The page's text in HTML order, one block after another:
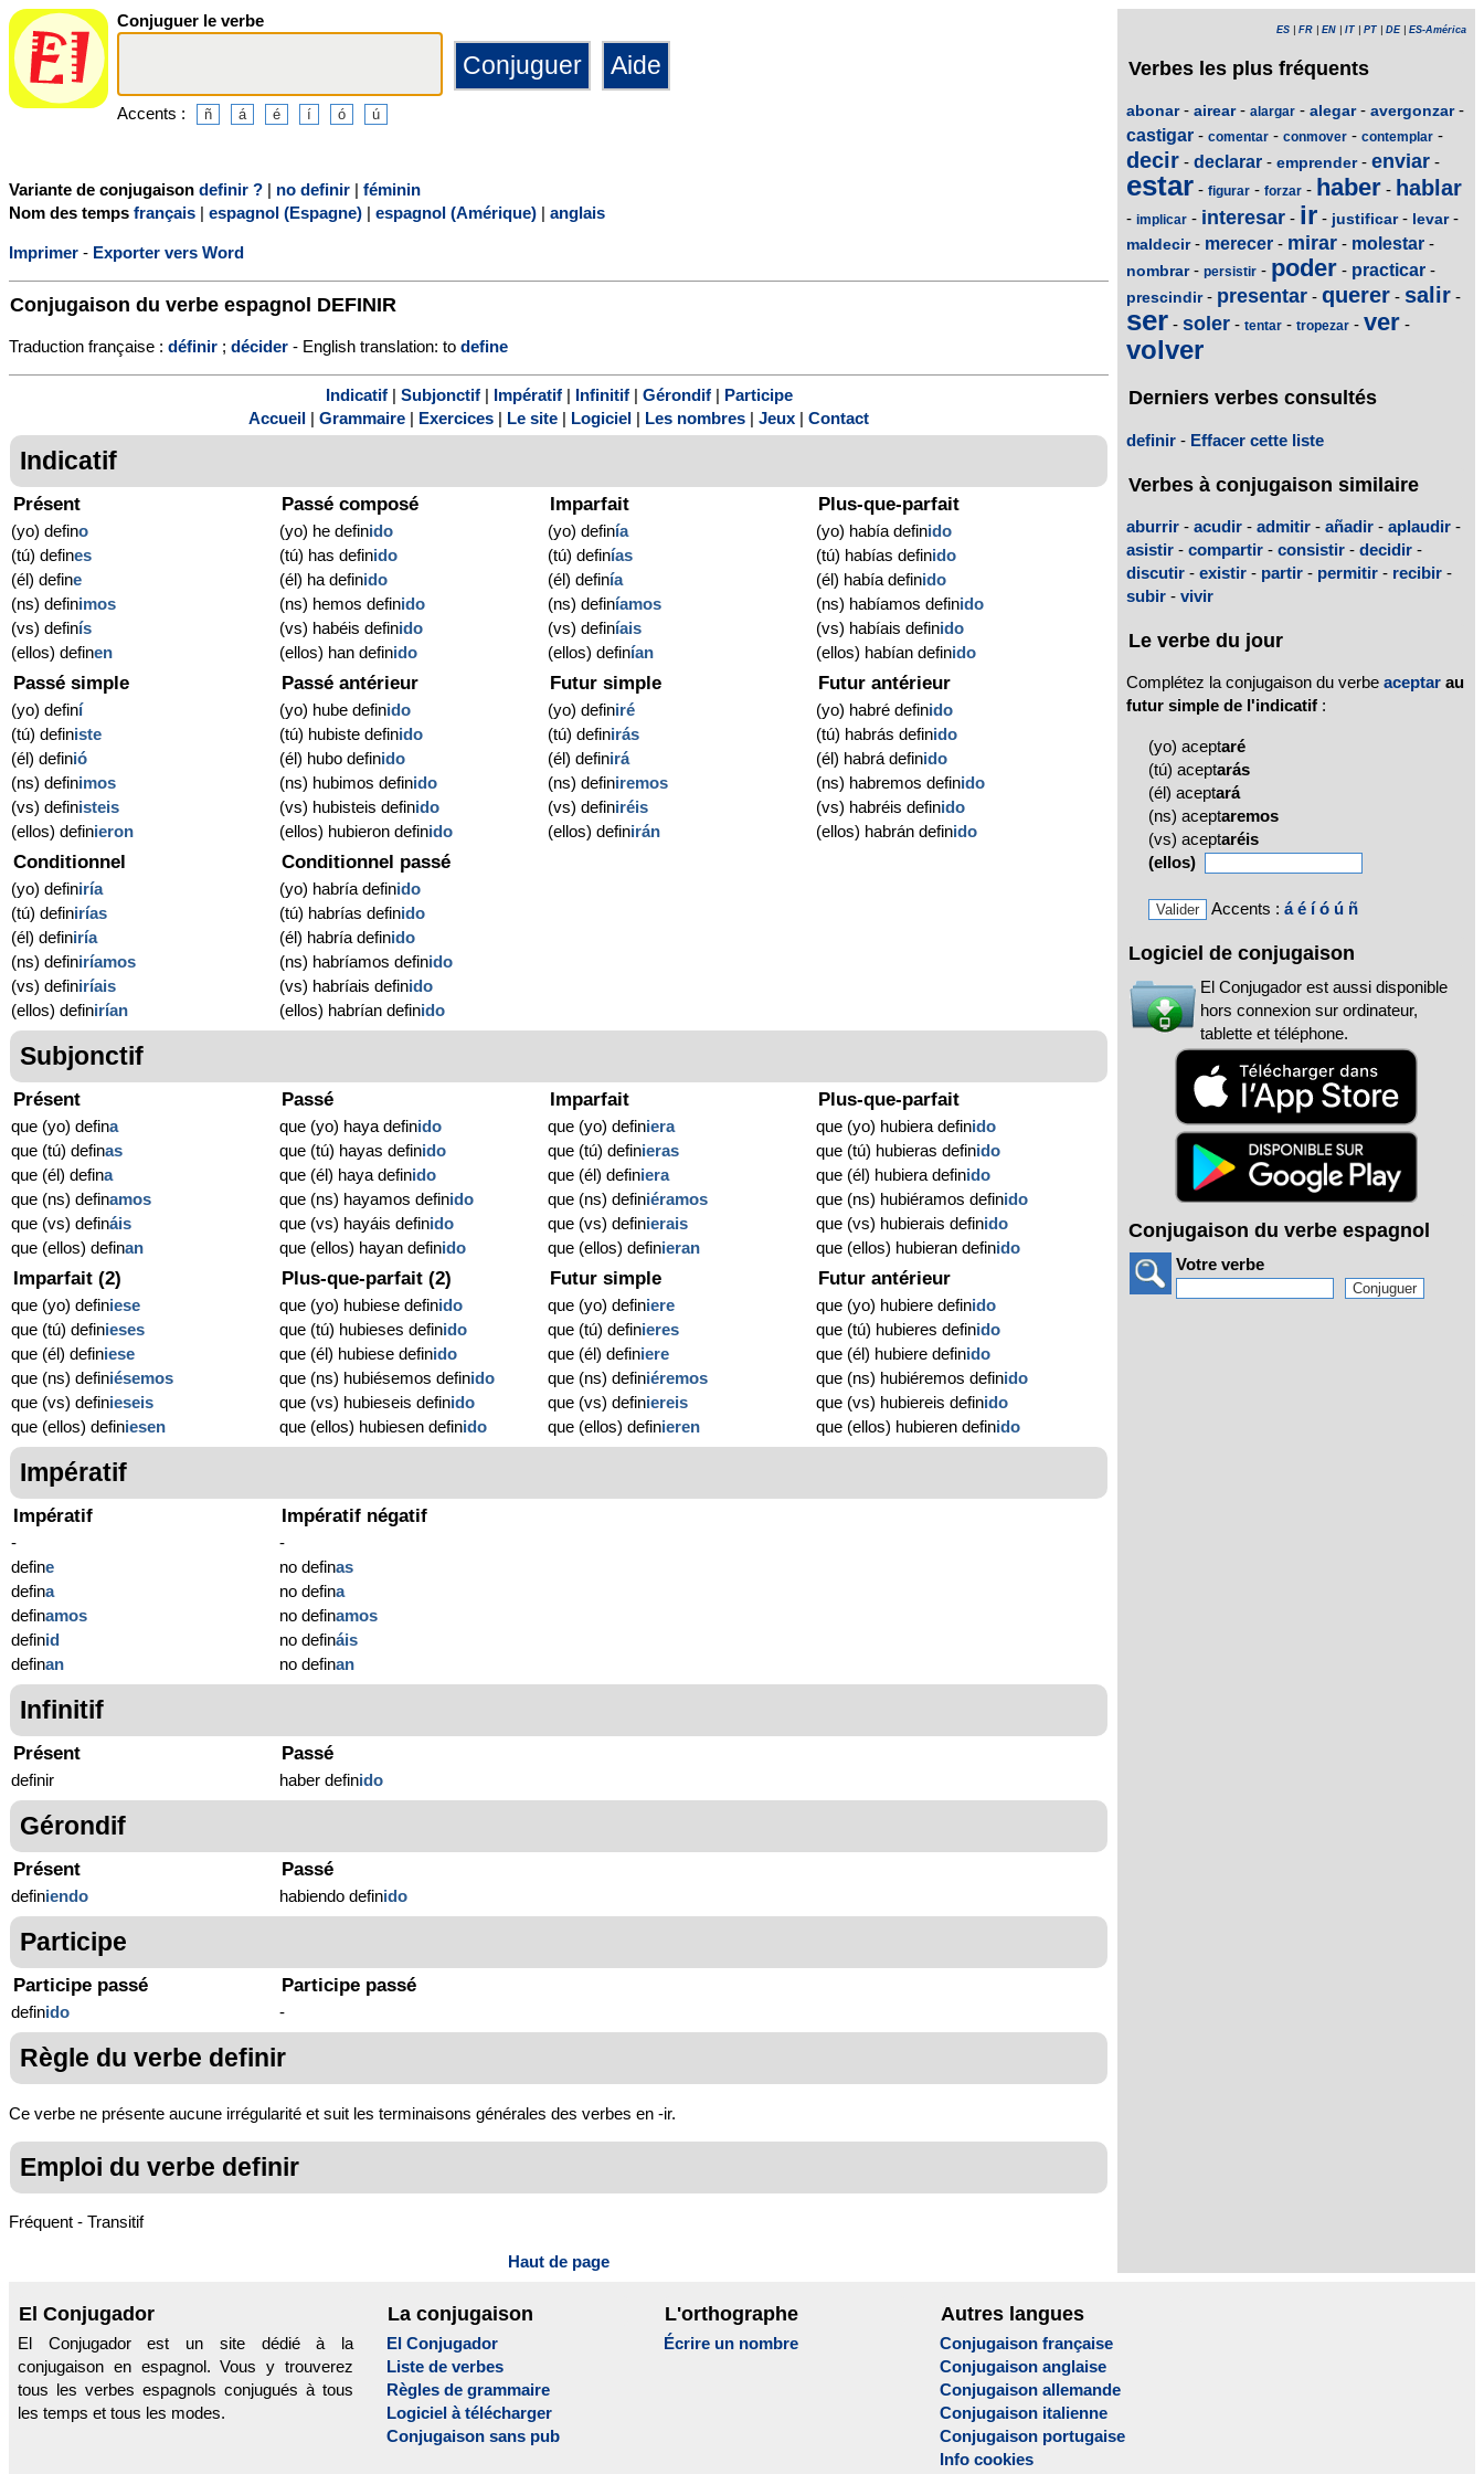
Conjuguer le verbe
Accents :
Variante de conjugaison definir ? | no definir | féminin
Nom des temps français | espagnol (Espagne) | espagnol (Amérique) | anglais
Imprimer - Exporter vers Word
Conjugaison du verbe espagnol DEFINIR
Traduction française : définir ; décider - English translation: to define
Indicatif| Subjonctif| Impératif| Infinitif| Gérondif|
Participe
Accueil
Grammaire Exercices Le site Logiciel Les nombres Jeux Contact
Indicatif
Présent
(yo) defino
(tú) defines
(él) define
(ns) definimos
(vs) definís
(ellos) definen
Passé composé
(yo) he definido
(tú) has definido
(él) ha definido
(ns) hemos definido
(vs) habéis definido
(ellos) han definido
Imparfait
(yo) definía
(tú) definías
(él) definía
(ns) definíamos
(vs) definíais
(ellos) definían
Plus-que-parfait
(yo) había definido
(tú) habías definido
(él) había definido
(ns) habíamos definido
(vs) habíais definido
(ellos) habían definido
Passé simple
(yo) definí
(tú) definiste
(él) definió
(ns) definimos
(vs) definisteis
(ellos) definieron
Passé antérieur
(yo) hube definido
(tú) hubiste definido
(él) hubo definido
(ns) hubimos definido
(vs) hubisteis definido
(ellos) hubieron definido
Futur simple
(yo) definiré
(tú) definirás
(él) definirá
(ns) definiremos
(vs) definiréis
(ellos) definirán
Futur antérieur
(yo) habré definido
(tú) habrás definido
(él) habrá definido
(ns) habremos definido
(vs) habréis definido
(ellos) habrán definido
Conditionnel
(yo) definiría
(tú) definirías
(él) definiría
(ns) definiríamos
(vs) definiríais
(ellos) definirían
Conditionnel passé
(yo) habría definido
(tú) habrías definido
(él) habría definido
(ns) habríamos definido
(vs) habríais definido
(ellos) habrían definido
Subjonctif
Présent
que (yo) defina
que (tú) definas
que (él) defina
que (ns) definamos
que (vs) defináis
que (ellos) definan
Passé
que (yo) haya definido
que (tú) hayas definido
que (él) haya definido
que (ns) hayamos definido
que (vs) hayáis definido
que (ellos) hayan definido
Imparfait
que (yo) definiera
que (tú) definieras
que (él) definiera
que (ns) definiéramos
que (vs) definierais
que (ellos) definieran
Plus-que-parfait
que (yo) hubiera definido
que (tú) hubieras definido
que (él) hubiera definido
que (ns) hubiéramos definido
que (vs) hubierais definido
que (ellos) hubieran definido
Imparfait (2)
que (yo) definiese
que (tú) definieses
que (él) definiese
que (ns) definiésemos
que (vs) definieseis
que (ellos) definiesen
Plus-que-parfait (2)
que (yo) hubiese definido
que (tú) hubieses definido
que (él) hubiese definido
que (ns) hubiésemos definido
que (vs) hubieseis definido
que (ellos) hubiesen definido
Futur simple
que (yo) definiere
que (tú) definieres
que (él) definiere
que (ns) definiéremos
que (vs) definiereis
que (ellos) definieren
Futur antérieur
que (yo) hubiere definido
que (tú) hubieres definido
que (él) hubiere definido
que (ns) hubiéremos definido
que (vs) hubiereis definido
que (ellos) hubieren definido
Impératif
Impératif
-
define
defina
definamos
definid
definan
Impératif négatif
-
no definas
no defina
no definamos
no defináis
no definan
Infinitif
Présent
definir
Passé
haber definido
Gérondif
Présent
definiendo
Passé
habiendo definido
Participe
Participe passé
definido
Participe passé
-
Règle du verbe definir
Ce verbe ne présente aucune irrégularité et suit les terminaisons générales des verbes en -ir.
Emploi du verbe definir
Fréquent - Transitif
Haut de page
ES FR EN IT PT DE| ES-América
Verbes les plus fréquents
abonar- airear- alargar - alegar- avergonzar-
castigar - comentar - conmover - contemplar -
decir - declarar - emprender- enviar -
estar - figurar - forzar - haber - hablar
- implicar - interesar - ir - justificar- levar-
maldecir- merecer - mirar - molestar -
nombrar- persistir - poder - practicar -
prescindir- presentar - querer - salir -
ser - soler - tentar - tropezar - ver -
volver
Derniers verbes consultés
definir - Effacer cette liste
Verbes à conjugaison similaire
aburrir - acudir - admitir - añadir - aplaudir -
asistir - compartir - consistir - decidir -
discutir - existir - partir - permitir - recibir -
subir - vivir
Le verbe du jour
Complétez la conjugaison du verbe aceptar au
futur simple de l'indicatif :
(yo) aceptaré
(tú) aceptarás
(él) aceptará
(ns) aceptaremos
(vs) aceptaréis
(ellos)
Accents : á é í ó ú ñ
Logiciel de conjugaison
El Conjugador est aussi disponible
hors connexion sur ordinateur,
tablette et téléphone.
Conjugaison du verbe espagnol
Votre verbe
El Conjugador
El Conjugador est un site dédié à la
conjugaison en espagnol. Vous y trouverez
tous les verbes espagnols conjugués à tous
les temps et tous les modes.
La conjugaison
El Conjugador
Liste de verbes
Règles de grammaire
Logiciel à télécharger
Conjugaison sans pub
L'orthographe
Écrire un nombre
Autres langues
Conjugaison française
Conjugaison anglaise
Conjugaison allemande
Conjugaison italienne
Conjugaison portugaise
Info cookies